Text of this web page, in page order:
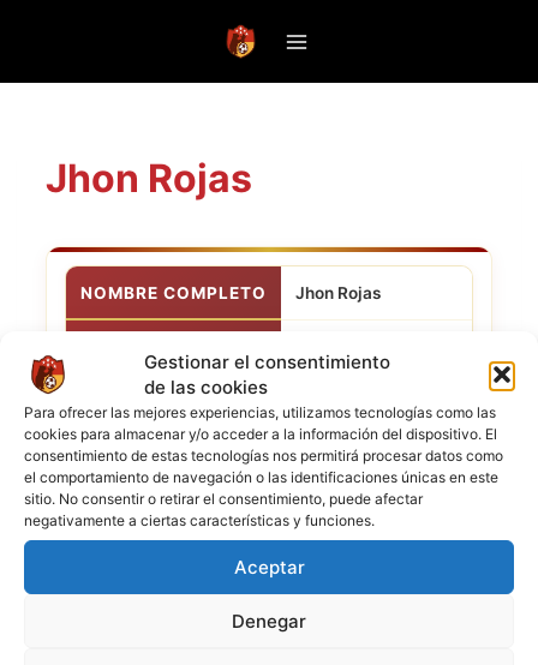
Gestionar el consentimiento
de las cookies
Para ofrecer las mejores experiencias, utilizamos tecnologías como las
cookies para almacenar y/o acceder a la información del dispositivo. El
consentimiento de estas tecnologías nos permitirá procesar datos como
el comportamiento de navegación o las identificaciones únicas en este
sitio. No consentir o retirar el consentimiento, puede afectar
negativamente a ciertas características y funciones.
Aceptar
Denegar
Jhon Rojas
NOMBRE COMPLETO Jhon Rojas
CLUB ACTUAL Wilstermann
NACIONALIDAD